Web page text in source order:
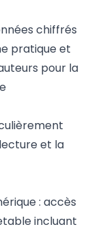
chiffrés
pratique et
pour la
et la
: accès
incluant